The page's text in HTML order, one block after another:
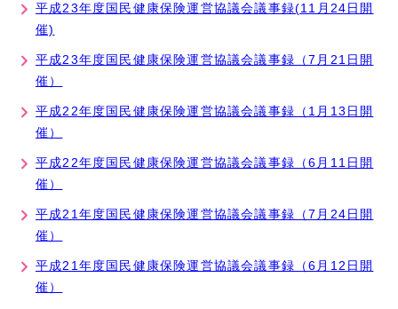
平成23年度国民健康保険運営協議会議事録(11月24日開
催)
平成23年度国民健康保険運営協議会議事録（7月21日開
催）
平成22年度国民健康保険運営協議会議事録（1月13日開
催）
平成22年度国民健康保険運営協議会議事録（6月11日開
催）
平成21年度国民健康保険運営協議会議事録（7月24日開
催）
平成21年度国民健康保険運営協議会議事録（6月12日開
催）